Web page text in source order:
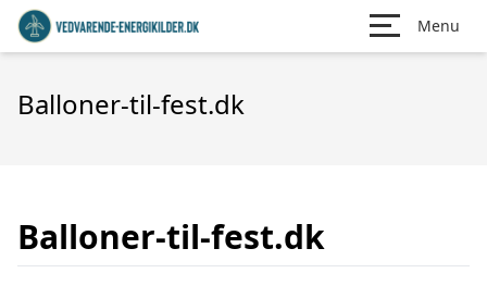
Menu
Balloner-til-fest.dk
Balloner-til-fest.dk